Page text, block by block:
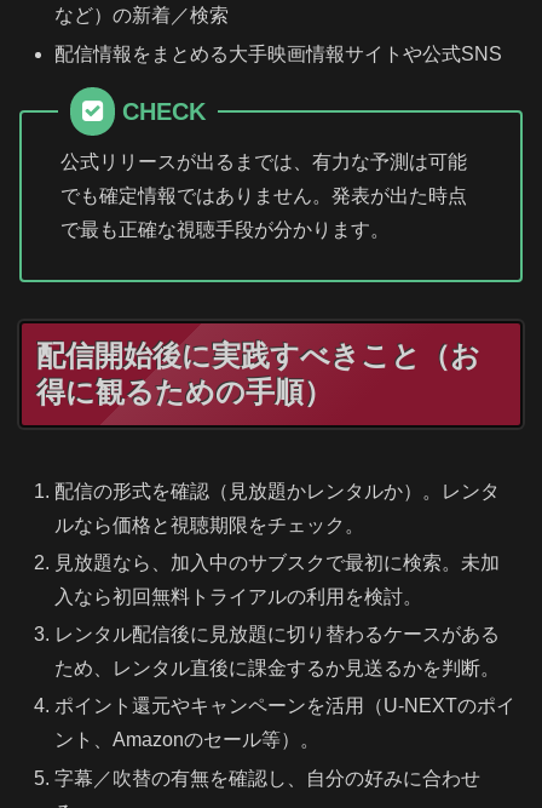
など）の新着／検索
配信情報をまとめる大手映画情報サイトや公式SNS
CHECK
公式リリースが出るまでは、有力な予測は可能
でも確定情報ではありません。発表が出た時点
で最も正確な視聴手段が分かります。
配信開始後に実践すべきこと（お
得に観るための手順）
配信の形式を確認（見放題かレンタルか）。レンタ
ルなら価格と視聴期限をチェック。
見放題なら、加入中のサブスクで最初に検索。未加
入なら初回無料トライアルの利用を検討。
レンタル配信後に見放題に切り替わるケースがある
ため、レンタル直後に課金するか見送るかを判断。
ポイント還元やキャンペーンを活用（U-NEXTのポイ
ント、Amazonのセール等）。
字幕／吹替の有無を確認し、自分の好みに合わせ